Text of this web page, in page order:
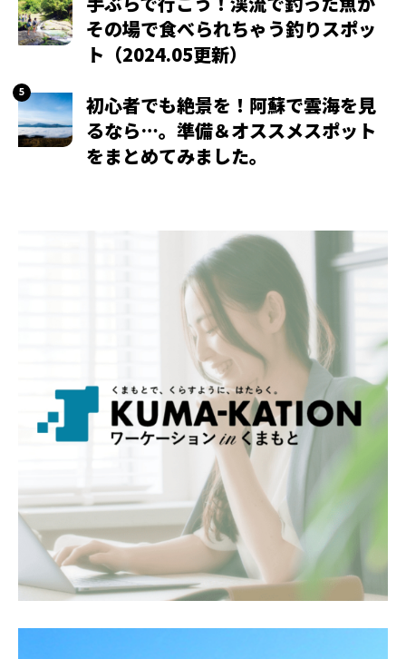
その場で食べられちゃう釣りスポッ
ト（2024.05更新）
初心者でも絶景を！阿蘇で雲海を見
るなら…。準備＆オススメスポット
をまとめてみました。